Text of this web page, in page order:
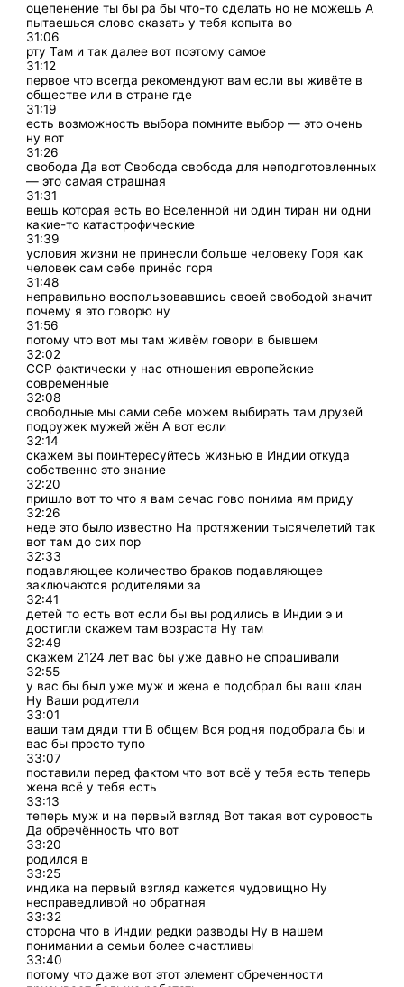
оцепенение ты бы ра бы что-то сделать но не можешь А
пытаешься слово сказать у тебя копыта во
31:06
рту Там и так далее вот поэтому самое
31:12
первое что всегда рекомендуют вам если вы живёте в
обществе или в стране где
31:19
есть возможность выбора помните выбор — это очень
ну вот
31:26
свобода Да вот Свобода свобода для неподготовленных
— это самая страшная
31:31
вещь которая есть во Вселенной ни один тиран ни одни
какие-то катастрофические
31:39
условия жизни не принесли больше человеку Горя как
человек сам себе принёс горя
31:48
неправильно воспользовавшись своей свободой значит
почему я это говорю ну
31:56
потому что вот мы там живём говори в бывшем
32:02
ССР фактически у нас отношения европейские
современные
32:08
свободные мы сами себе можем выбирать там друзей
подружек мужей жён А вот если
32:14
скажем вы поинтересуйтесь жизнью в Индии откуда
собственно это знание
32:20
пришло вот то что я вам сечас гово понима ям приду
32:26
неде это было известно На протяжении тысячелетий так
вот там до сих пор
32:33
подавляющее количество браков подавляющее
заключаются родителями за
32:41
детей то есть вот если бы вы родились в Индии э и
достигли скажем там возраста Ну там
32:49
скажем 2124 лет вас бы уже давно не спрашивали
32:55
у вас бы был уже муж и жена е подобрал бы ваш клан
Ну Ваши родители
33:01
ваши там дяди тти В общем Вся родня подобрала бы и
вас бы просто тупо
33:07
поставили перед фактом что вот всё у тебя есть теперь
жена всё у тебя есть
33:13
теперь муж и на первый взгляд Вот такая вот суровость
Да обречённость что вот
33:20
родился в
33:25
индика на первый взгляд кажется чудовищно Ну
несправедливой но обратная
33:32
сторона что в Индии редки разводы Ну в нашем
понимании а семьи более счастливы
33:40
потому что даже вот этот элемент обреченности